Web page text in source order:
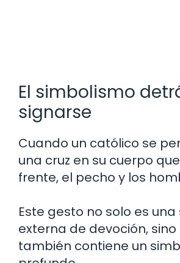
El simbolismo
signarse
Cuando un católico se
una cruz en su cuerpo
frente, el pecho y los
Este gesto no solo es una
externa de devoción, sino
también contiene un